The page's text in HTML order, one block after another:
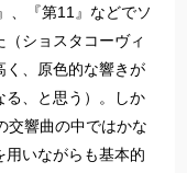
、『第11』などでソ
ショスタコーヴィ
く、原色的な響きが
る、と思う）。しか
交響曲の中ではかな
用いながらも基本的